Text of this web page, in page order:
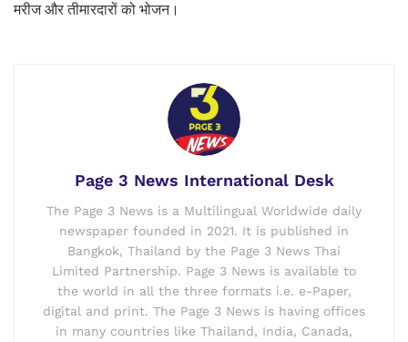
मरीज और तीमारदारों को भोजन।
Page 3 News International Desk
The Page 3 News is a Multilingual Worldwide daily
newspaper founded in 2021. It is published in
Bangkok, Thailand by the Page 3 News Thai
Limited Partnership. Page 3 News is available to
the world in all the three formats i.e. e-Paper,
digital and print. The Page 3 News is having offices
in many countries like Thailand, India, Canada,